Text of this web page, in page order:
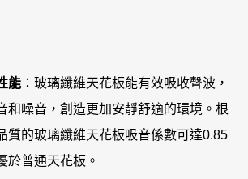
能 ：玻璃纖維天花板能有效吸收聲波，
和噪音，創造更加安靜舒適的環境。根
質的玻璃纖維天花板吸音係數可達0.85
於普通天花板。